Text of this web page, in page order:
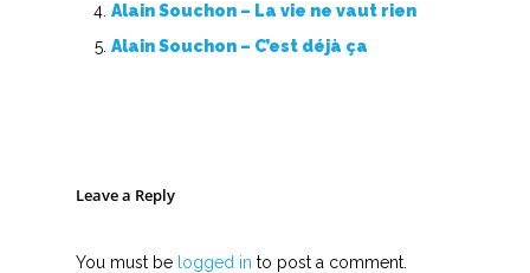
Alain Souchon – La vie ne vaut rien
Alain Souchon – C’est déjà ça
Leave a Reply
You must be logged in to post a comment.
Nouvelles tabs